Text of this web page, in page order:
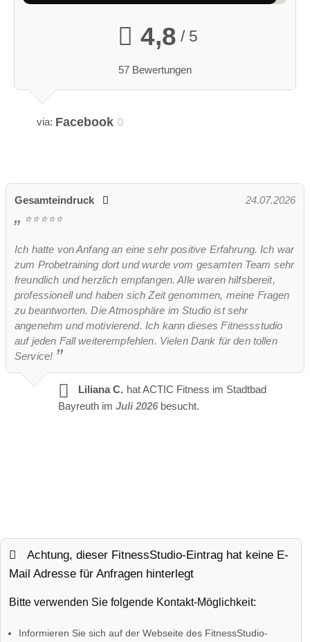
4,8 / 5
57 Bewertungen
via: Facebook
Gesamteindruck
24.07.2026
⭐⭐⭐⭐⭐
Ich hatte von Anfang an eine sehr positive Erfahrung. Ich war
zum Probetraining dort und wurde vom gesamten Team sehr
freundlich und herzlich empfangen. Alle waren hilfsbereit,
professionell und haben sich Zeit genommen, meine Fragen
zu beantworten. Die Atmosphäre im Studio ist sehr
angenehm und motivierend. Ich kann dieses Fitnessstudio
auf jeden Fall weiterempfehlen. Vielen Dank für den tollen
Service!
Liliana C. hat ACTIC Fitness im Stadtbad
Bayreuth im Juli 2026 besucht.
Achtung, dieser FitnessStudio-Eintrag hat keine E-
Mail Adresse für Anfragen hinterlegt
Bitte verwenden Sie folgende Kontakt-Möglichkeit:
Informieren Sie sich auf der Webseite des FitnessStudio-